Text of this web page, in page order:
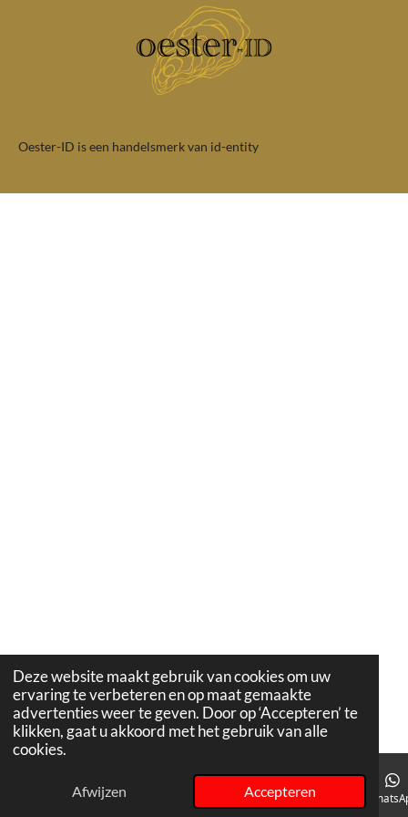
Deze website maakt gebruik van cookies om uw
ervaring te verbeteren en op maat gemaakte
advertenties weer te geven. Door op ‘Accepteren’ te
klikken, gaat u akkoord met het gebruik van alle
cookies.
Afwijzen Accepteren
Oester-ID is een handelsmerk van id-entity
E-mailadres Instagram